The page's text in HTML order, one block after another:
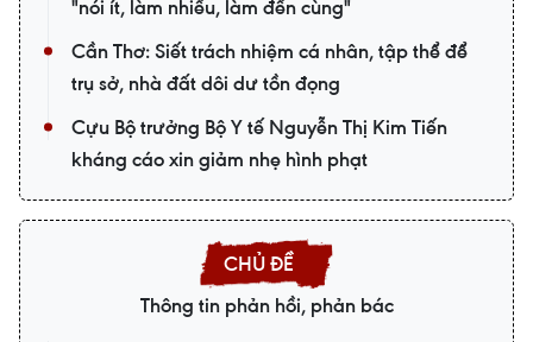
"nói ít, làm nhiều, làm đến cùng"
Cần Thơ: Siết trách nhiệm cá nhân, tập thể để
trụ sở, nhà đất dôi dư tồn đọng
Cựu Bộ trưởng Bộ Y tế Nguyễn Thị Kim Tiến
kháng cáo xin giảm nhẹ hình phạt
Thông tin phản hồi, phản bác